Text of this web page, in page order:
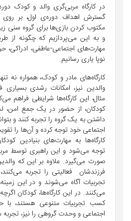
در کارگاه مربی‌گری والد و کودک
گسترش اهداف دوره‌ی اول، بر
مکتوب کردن بازی‌ها برای گروه سنی
و به این می‌پردازیم که چگونه از
مهارت‌های اجتماعی-عاطفی، ادراکی،
نوپا یاری رسانیم.
کارگاه‌های مادر و کودک، همواره نه
والدین نیز، امکانات رشدی بسیاری
مثال، این کارگاه‌ها شرایطی فراهم
کودکان، از حضور در یک جمع امن،
داشتن به یک گروه را تجربه کنند و
اجتماعی خود توجه کرده و آن‌ها را
کارگاه‌ها به مهارت‌های بنیادین
توجه می‌شود و این راهبری توسط
صورت می‌گیرد. علاوه بر این که
فرزندشان فعالیتی را تجربه
تجربیات آگاه می‌شوند و در این
می‌کنند. در این کارگاه‌ها، کودکان
کسب تجربیات متنوعی هستند، با
اجتماعی و وحدت گروهی را نیز، تجربه